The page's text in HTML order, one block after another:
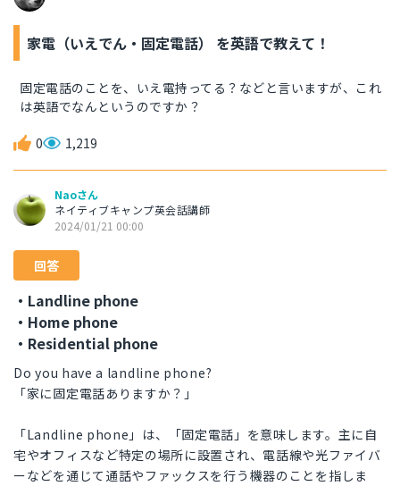
家電（いえでん・固定電話） を英語で教えて！
固定電話のことを、いえ電持ってる？などと言いますが、これ
は英語でなんというのですか？
0 1,219
Naoさん
ネイティブキャンプ英会話講師
2024/01/21 00:00
回答
・Landline phone
・Home phone
・Residential phone
Do you have a landline phone?
「家に固定電話ありますか？」
「Landline phone」は、「固定電話」を意味します。主に自
宅やオフィスなど特定の場所に設置され、電話線や光ファイバ
ーなどを通じて通話やファックスを行う機器のことを指しま